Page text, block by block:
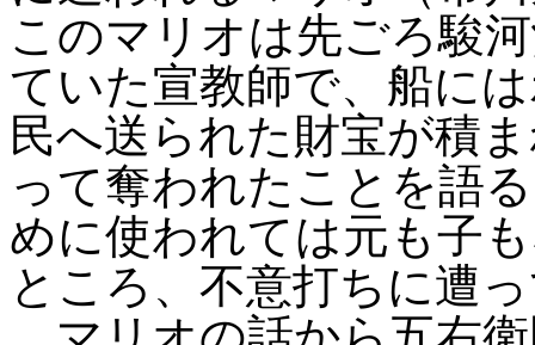
このマリオは先ごろ駿
ていた宣教師で、船に
民へ送られた財宝が積
って奪われたことを語
めに使われては元も子
ところ、不意打ちに遭